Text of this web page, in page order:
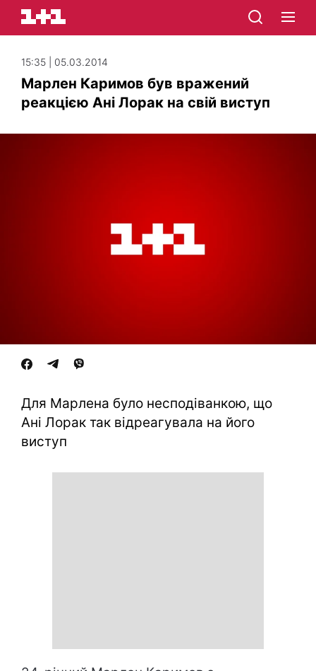
15:35 | 05.03.2014
Марлен Каримов був вражений
реакцією Ані Лорак на свій виступ
Для Марлена було несподіванкою, що
Ані Лорак так відреагувала на його
виступ